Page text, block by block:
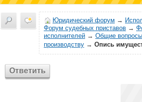
Юридический форум →
Форум судебных приставов →
исполнителей → Общие
производству → Опись
Ответить